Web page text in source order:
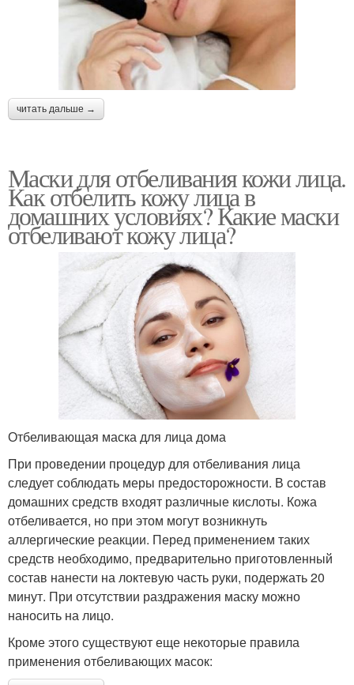
читать дальше →
Маски для отбеливания кожи лица.
Как отбелить кожу лица в
домашних условиях? Какие маски
отбеливают кожу лица?
Отбеливающая маска для лица дома
При проведении процедур для отбеливания лица
следует соблюдать меры предосторожности. В состав
домашних средств входят различные кислоты. Кожа
отбеливается, но при этом могут возникнуть
аллергические реакции. Перед применением таких
средств необходимо, предварительно приготовленный
состав нанести на локтевую часть руки, подержать 20
минут. При отсутствии раздражения маску можно
наносить на лицо.
Кроме этого существуют еще некоторые правила
применения отбеливающих масок: